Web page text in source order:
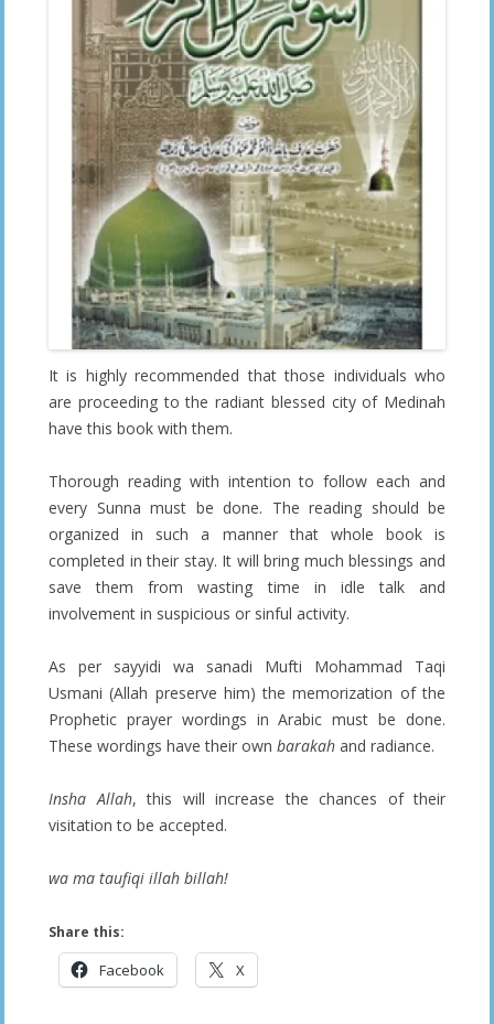
It is highly recommended that those individuals who
are proceeding to the radiant blessed city of Medinah
have this book with them.
Thorough reading with intention to follow each and
every Sunna must be done. The reading should be
organized in such a manner that whole book is
completed in their stay. It will bring much blessings and
save them from wasting time in idle talk and
involvement in suspicious or sinful activity.
As per sayyidi wa sanadi Mufti Mohammad Taqi
Usmani (Allah preserve him) the memorization of the
Prophetic prayer wordings in Arabic must be done.
These wordings have their own barakah and radiance.
Insha Allah, this will increase the chances of their
visitation to be accepted.
wa ma taufiqi illah billah!
Share this:
Facebook X